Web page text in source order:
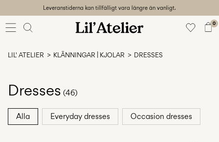
Leveranstiderna kan tillfälligt vara längre än vanligt.
0
Baby
Unisex
LIL' ATELIER KLÄNNINGAR | KJOLAR DRESSES
Dresses (46)
Alla Everyday dresses Occasion dresses